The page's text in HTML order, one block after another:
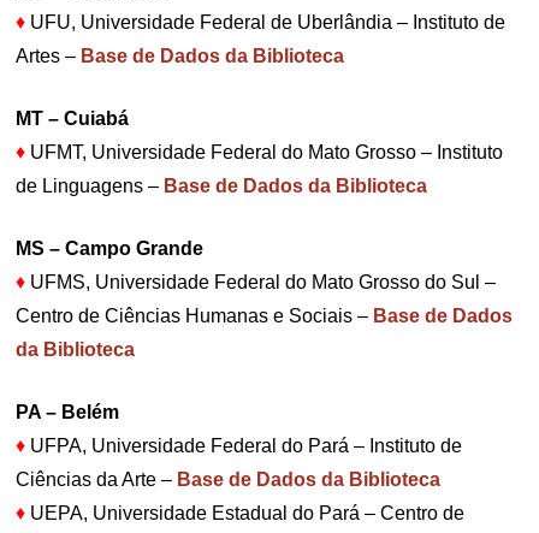
♦ UFU, Universidade Federal de Uberlândia – Instituto de
Artes – Base de Dados da Biblioteca
MT – Cuiabá
♦ UFMT, Universidade Federal do Mato Grosso – Instituto
de Linguagens – Base de Dados da Biblioteca
MS – Campo Grande
♦ UFMS, Universidade Federal do Mato Grosso do Sul –
Centro de Ciências Humanas e Sociais – Base de Dados
da Biblioteca
PA – Belém
♦ UFPA, Universidade Federal do Pará – Instituto de
Ciências da Arte – Base de Dados da Biblioteca
♦ UEPA, Universidade Estadual do Pará – Centro de